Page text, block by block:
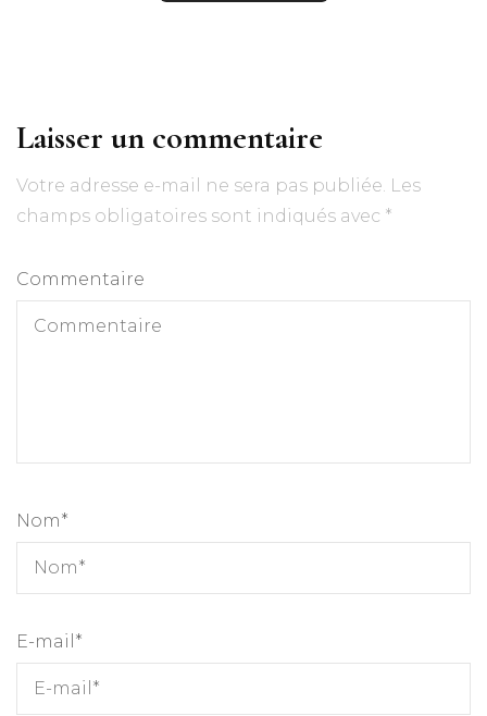
Laisser un commentaire
Votre adresse e-mail ne sera pas publiée. Les
champs obligatoires sont indiqués avec *
Commentaire
Nom*
E-mail *